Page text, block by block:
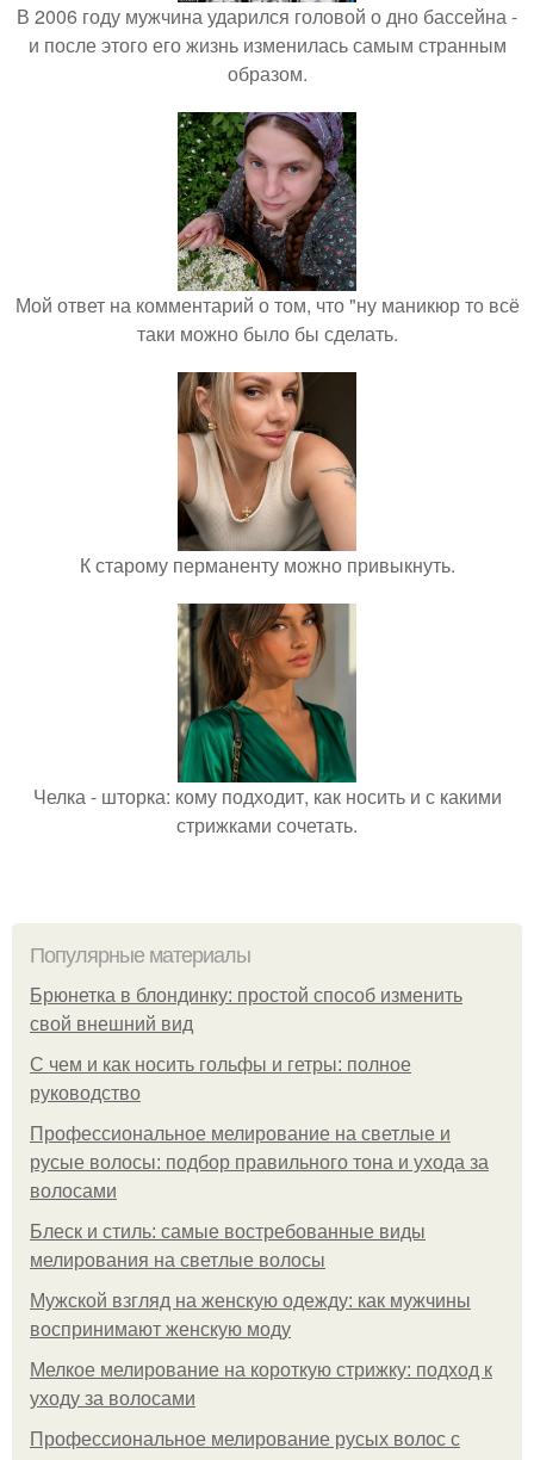
В 2006 году мужчина ударился головой о дно бассейна -
и после этого его жизнь изменилась самым странным
образом.
Мой ответ на комментарий о том, что "ну маникюр то всё
таки можно было бы сделать.
К старому перманенту можно привыкнуть.
Челка - шторка: кому подходит, как носить и с какими
стрижками сочетать.
Популярные материалы
Брюнетка в блондинку: простой способ изменить
свой внешний вид
С чем и как носить гольфы и гетры: полное
руководство
Профессиональное мелирование на светлые и
русые волосы: подбор правильного тона и ухода за
волосами
Блеск и стиль: самые востребованные виды
мелирования на светлые волосы
Мужской взгляд на женскую одежду: как мужчины
воспринимают женскую моду
Мелкое мелирование на короткую стрижку: подход к
уходу за волосами
Профессиональное мелирование русых волос с